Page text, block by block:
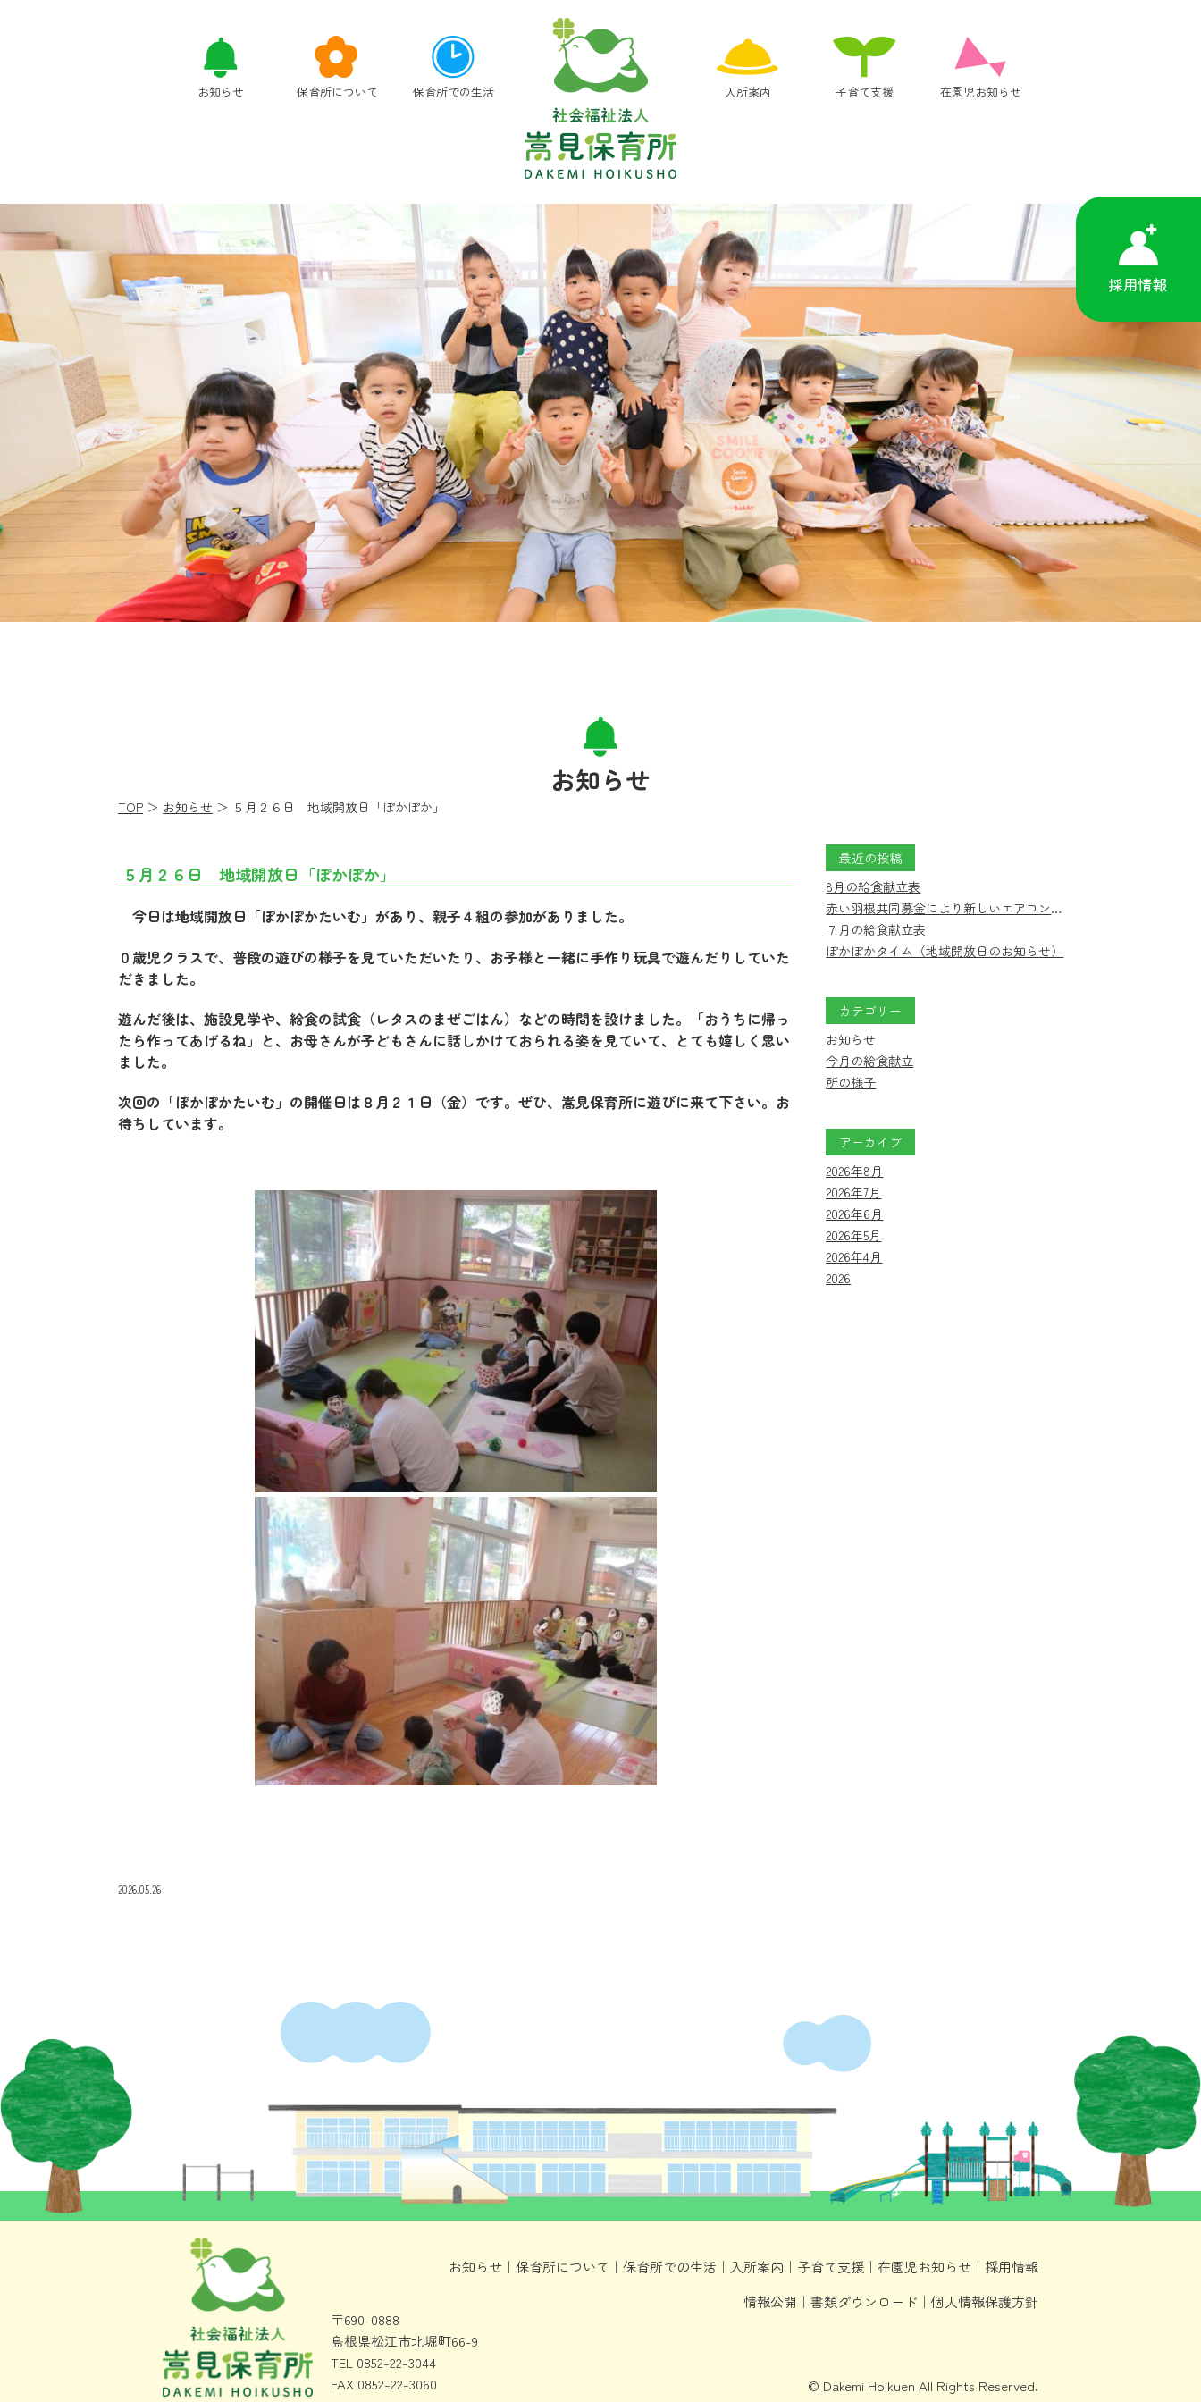
域
開
放
日
「ぽ
か
ぽ
か」
|
だ
け
み
保
育
所
お知らせ 保育所について 保育所での生活 入所案内 子育て支援 在園児お知らせ
お知らせ
TOP ＞ お知らせ ＞ ５月２６日 地域開放日「ぽかぽか」
５月２６日 地域開放日「ぽかぽか」
今日は地域開放日「ぽかぽかたいむ」があり、親子４組の参加がありました。
０歳児クラスで、普段の遊びの様子を見ていただいたり、お子様と一緒に手作り玩具で遊んだりしていた
だきました。
遊んだ後は、施設見学や、給食の試食（レタスのまぜごはん）などの時間を設けました。「おうちに帰っ
たら作ってあげるね」と、お母さんが子どもさんに話しかけておられる姿を見ていて、とても嬉しく思い
ました。
次回の「ぽかぽかたいむ」の開催日は８月２１日（金）です。ぜひ、嵩見保育所に遊びに来て下さい。お
待ちしています。
2026.05.26
最近の投稿
8月の給食献立表
赤い羽根共同募金により新しいエアコンを設置しました
７月の給食献立表
ぽかぽかタイム（地域開放日のお知らせ）
カテゴリー
お知らせ
今月の給食献立
所の様子
アーカイブ
2026年8月
2026年7月
2026年6月
2026年5月
2026年4月
2026
〒690-0888
島根県松江市北堀町66-9
TEL 0852-22-3044
FAX 0852-22-3060
お知らせ ｜ 保育所について ｜ 保育所での生活 ｜ 入所案内 ｜ 子育て支援 ｜ 在園児お知らせ ｜ 採用情報
情報公開 ｜ 書類ダウンロード ｜ 個人情報保護方針
© Dakemi Hoikuen All Rights Reserved.